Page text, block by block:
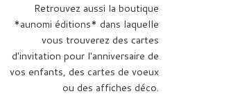
Retrouvez aussi la boutique
*aunomi éditions* dans laquelle
vous trouverez des cartes
d'invitation pour l'anniversaire de
vos enfants, des cartes de voeux
ou des affiches déco.